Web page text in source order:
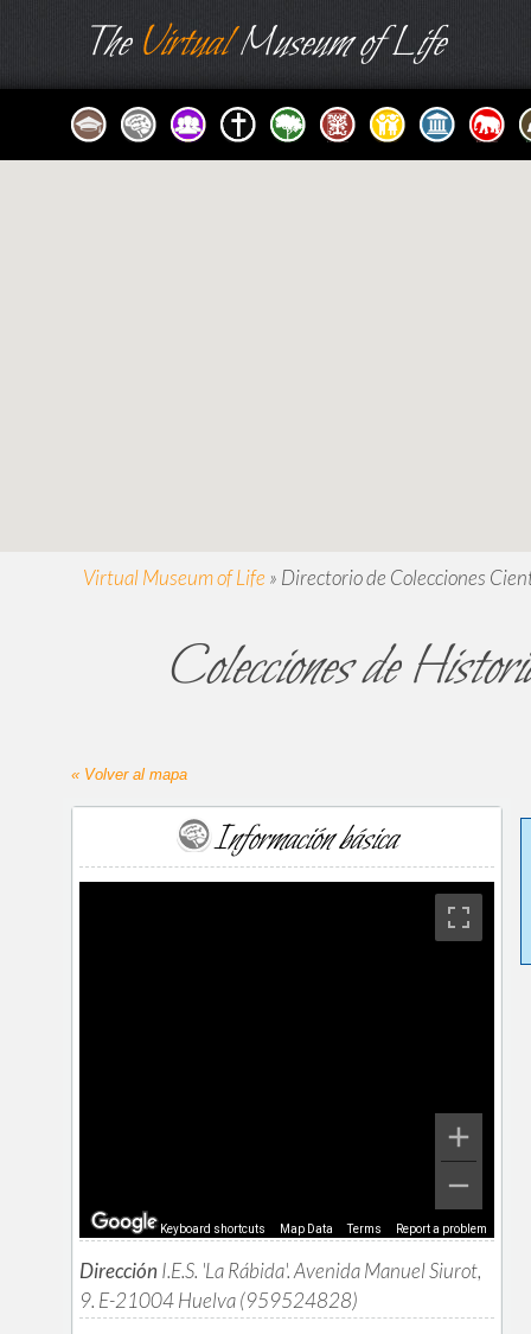
TheVirtualMuseum of Life
Virtual Museum of Life » Directorio de Colecciones
Colecciones de
« Volver al mapa
Información básica
Keyboard shortcuts Map Data Terms Report a problem
Dirección I.E.S. 'La Rábida'. Avenida Manuel Siurot,
9. E-21004 Huelva (959524828)